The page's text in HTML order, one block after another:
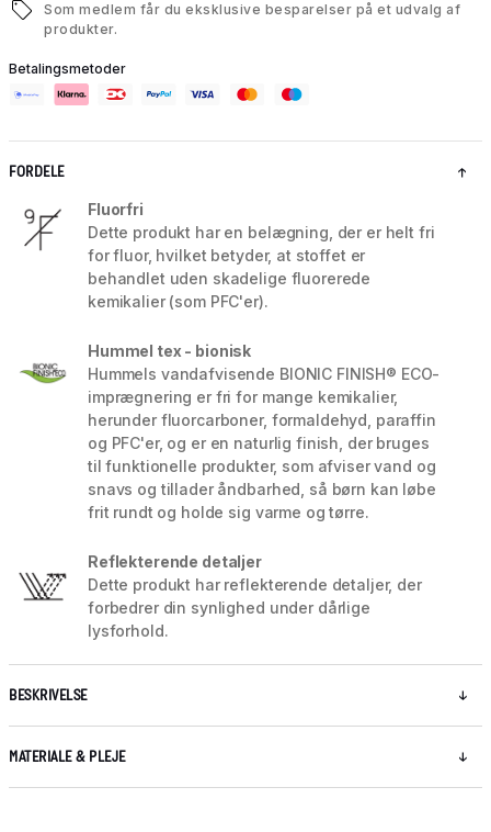
Som medlem får du eksklusive besparelser på et udvalg af
produkter.
Betalingsmetoder
FORDELE
Fluorfri
Dette produkt har en belægning, der er helt fri
for fluor, hvilket betyder, at stoffet er
behandlet uden skadelige fluorerede
kemikalier (som PFC'er).
Hummel tex - bionisk
Hummels vandafvisende BIONIC FINISH® ECO-
imprægnering er fri for mange kemikalier,
herunder fluorcarboner, formaldehyd, paraffin
og PFC'er, og er en naturlig finish, der bruges
til funktionelle produkter, som afviser vand og
snavs og tillader åndbarhed, så børn kan løbe
frit rundt og holde sig varme og tørre.
Reflekterende detaljer
Dette produkt har reflekterende detaljer, der
forbedrer din synlighed under dårlige
lysforhold.
BESKRIVELSE
MATERIALE & PLEJE